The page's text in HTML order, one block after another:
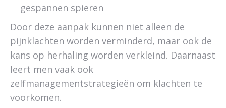
gespannen spieren
Door deze aanpak kunnen niet alleen de
pijnklachten worden verminderd, maar ook de
kans op herhaling worden verkleind. Daarnaast
leert men vaak ook
zelfmanagementstrategieën om klachten te
voorkomen.